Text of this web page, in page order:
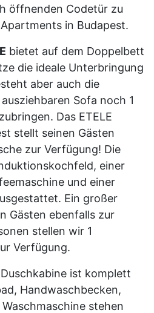
öffnenden Codetür zu
in Budapest.
bietet auf dem Doppelbett
die ideale Unterbringung
aber auch die
Sofa noch 1
Das ETELE
stellt seinen Gästen
zur Verfügung! Die
einer
und einer
Ein großer
Gästen ebenfalls zur
stellen wir 1
Verfügung.
ist komplett
Handwaschbecken,
stehen